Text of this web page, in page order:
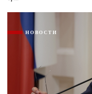
НОВОСТИ